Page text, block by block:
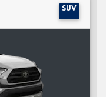
SUV